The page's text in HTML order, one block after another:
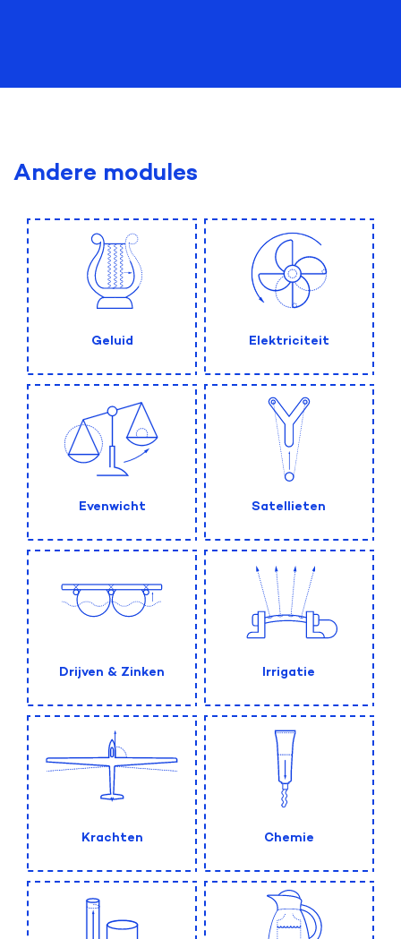
Andere modules
Geluid Elektriciteit
Evenwicht Satellieten
Drijven & Zinken Irrigatie
Krachten Chemie